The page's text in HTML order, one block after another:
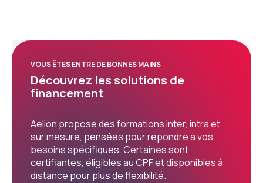
VOUS ÊTES ENTRE DE BONNES MAINS
Découvrez les solutions de
financement
Aelion propose des formations inter, intra et
sur mesure, pensées pour répondre à vos
besoins spécifiques. Certaines sont
certifiantes, éligibles au CPF et disponibles à
distance pour plus de flexibilité.